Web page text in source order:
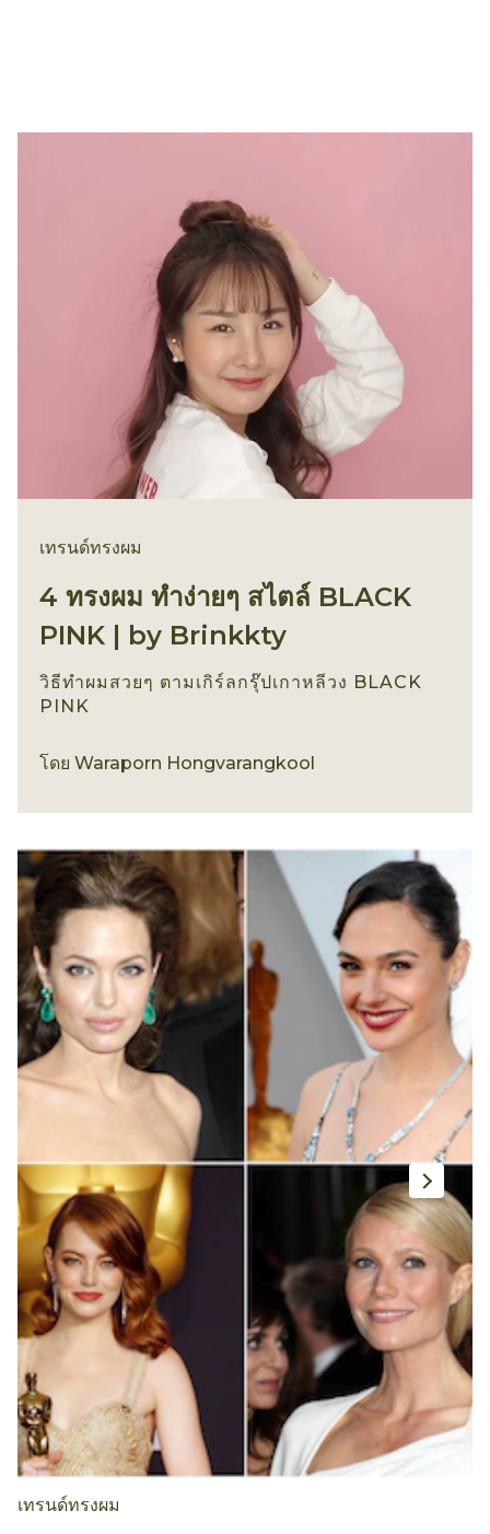
เทรนด์ทรงผม
4 ทรงผม ทำง่ายๆ สไตล์ BLACK
PINK | by Brinkkty
วิธีทำผมสวยๆ ตามเกิร์ลกรุ๊ปเกาหลีวง BLACK
PINK
โดย Waraporn Hongvarangkool
เทรนด์ทรงผม